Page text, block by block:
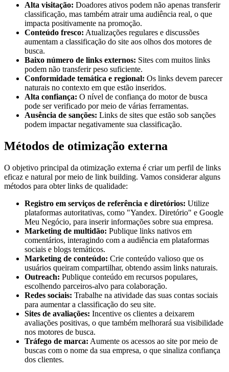
Alta visitação: Doadores ativos podem não apenas transferir
classificação, mas também atrair uma audiência real, o que
impacta positivamente na promoção.
Conteúdo fresco: Atualizações regulares e discussões
aumentam a classificação do site aos olhos dos motores de
busca.
Baixo número de links externos: Sites com muitos links
podem não transferir peso suficiente.
Conformidade temática e regional: Os links devem parecer
naturais no contexto em que estão inseridos.
Alta confiança: O nível de confiança do motor de busca
pode ser verificado por meio de várias ferramentas.
Ausência de sanções: Links de sites que estão sob sanções
podem impactar negativamente sua classificação.
Métodos de otimização externa
O objetivo principal da otimização externa é criar um perfil de links
eficaz e natural por meio de link building. Vamos considerar alguns
métodos para obter links de qualidade:
Registro em serviços de referência e diretórios: Utilize
plataformas autoritativas, como "Yandex. Diretório" e Google
Meu Negócio, para inserir informações sobre sua empresa.
Marketing de multidão: Publique links nativos em
comentários, interagindo com a audiência em plataformas
sociais e blogs temáticos.
Marketing de conteúdo: Crie conteúdo valioso que os
usuários queiram compartilhar, obtendo assim links naturais.
Outreach: Publique conteúdo em recursos populares,
escolhendo parceiros-alvo para colaboração.
Redes sociais: Trabalhe na atividade das suas contas sociais
para aumentar a classificação do seu site.
Sites de avaliações: Incentive os clientes a deixarem
avaliações positivas, o que também melhorará sua visibilidade
nos motores de busca.
Tráfego de marca: Aumente os acessos ao site por meio de
buscas com o nome da sua empresa, o que sinaliza confiança
dos clientes.